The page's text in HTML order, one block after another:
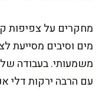
מחקרים על צפיפות
מים וסיבים מסייעת
משמעותי. בעבודה
עם הרבה ירקות דלי